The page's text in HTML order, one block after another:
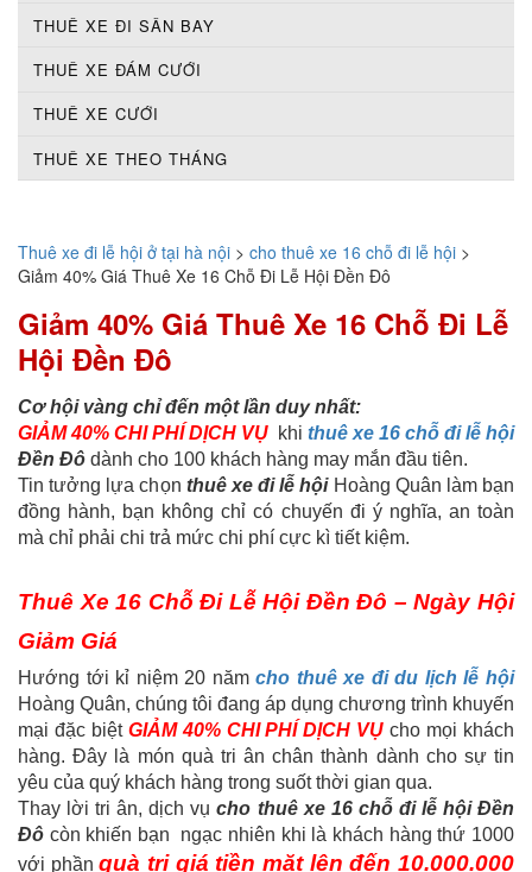
THUÊ XE ĐI SÂN BAY
THUÊ XE ĐÁM CƯỚI
THUÊ XE CƯỚI
THUÊ XE THEO THÁNG
Thuê xe đi lễ hội ở tại hà nội > cho thuê xe 16 chỗ đi lễ hội >
Giảm 40% Giá Thuê Xe 16 Chỗ Đi Lễ Hội Đền Đô
Giảm 40% Giá Thuê Xe 16 Chỗ Đi Lễ
Hội Đền Đô
Cơ hội vàng chỉ đến một lần duy nhất:
GIẢM 40% CHI PHÍ DỊCH VỤ khi thuê xe 16 chỗ đi lễ hội
Đền Đô dành cho 100 khách hàng may mắn đầu tiên.
Tin tưởng lựa chọn thuê xe đi lễ hộiHoàng Quân làm bạn
đồng hành, bạn không chỉ có chuyến đi ý nghĩa, an toàn
mà chỉ phải chi trả mức chi phí cực kì tiết kiệm.
Thuê Xe 16 Chỗ Đi Lễ Hội Đền Đô – Ngày Hội
Giảm Giá
Hướng tới kỉ niệm 20 năm cho thuê xe đi du lịch lễ hội
Hoàng Quân, chúng tôi đang áp dụng chương trình khuyến
mại đặc biệt GIẢM 40% CHI PHÍ DỊCH VỤ cho mọi khách
hàng. Đây là món quà tri ân chân thành dành cho sự tin
yêu của quý khách hàng trong suốt thời gian qua.
Thay lời tri ân, dịch vụcho thuê xe 16 chỗ đi lễ hội Đền
Đô còn khiến bạn ngạc nhiên khi là khách hàng thứ 1000
với phầnquà trị giá tiền mặt lên đến 10.000.000